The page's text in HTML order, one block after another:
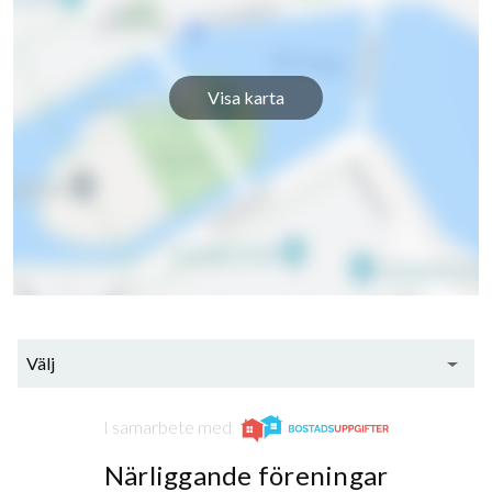
Visa karta
Välj
I samarbete med
Närliggande föreningar